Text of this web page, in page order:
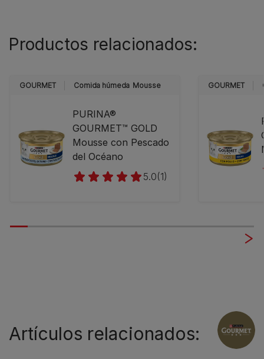
Productos relacionados:
GOURMET Comida húmeda Mousse
PURINA®
GOURMET™ GOLD
Mousse con Pescado
del Océano
5.0(1)
GOURMET
Artículos relacionados: